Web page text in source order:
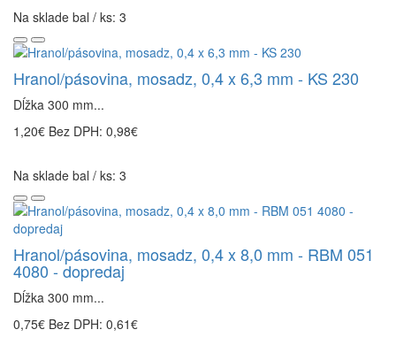
Na sklade bal / ks: 3
Hranol/pásovina, mosadz, 0,4 x 6,3 mm - KS 230
Dĺžka 300 mm...
1,20€ Bez DPH: 0,98€
Na sklade bal / ks: 3
Hranol/pásovina, mosadz, 0,4 x 8,0 mm - RBM 051
4080 - dopredaj
Dĺžka 300 mm...
0,75€ Bez DPH: 0,61€